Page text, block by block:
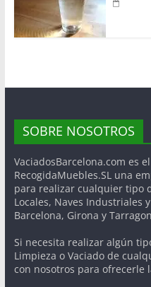
SOBRE NOSOTROS
VaciadosBarcelona.com es
RecogidaMuebles.SL una
para realizar cualquier tipo
Locales, Naves Industriales
Barcelona, Girona y
Si necesita realizar algún
Limpieza o Vaciado de
con nosotros para ofrecerle